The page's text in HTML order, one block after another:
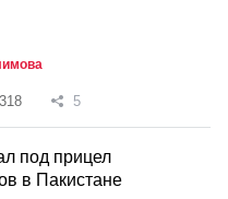
5
под прицел
в Пакистане